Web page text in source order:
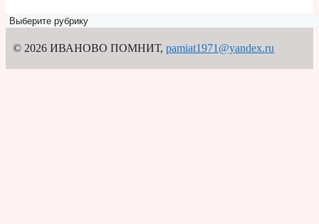
Рубрикатор
© 2026 ИВАНОВО ПОМНИТ, pamiat1971@yandex.ru